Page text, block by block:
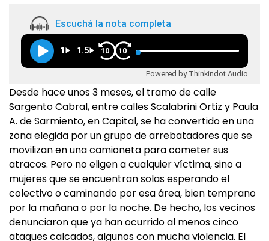
Escuchá la nota completa
1 1.5 10 10
Powered by Thinkindot Audio
Desde hace unos 3 meses, el tramo de calle
Sargento Cabral, entre calles Scalabrini Ortiz y Paula
A. de Sarmiento, en Capital, se ha convertido en una
zona elegida por un grupo de arrebatadores que se
movilizan en una camioneta para cometer sus
atracos. Pero no eligen a cualquier víctima, sino a
mujeres que se encuentran solas esperando el
colectivo o caminando por esa área, bien temprano
por la mañana o por la noche. De hecho, los vecinos
denunciaron que ya han ocurrido al menos cinco
ataques calcados, algunos con mucha violencia. El